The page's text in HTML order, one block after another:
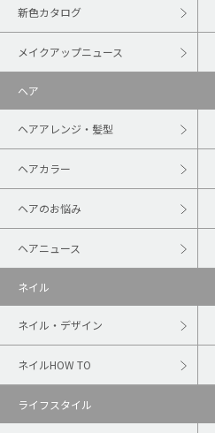
新色カタログ
メイクアップニュース
ヘア
ヘアアレンジ・髪型
ヘアカラー
ヘアのお悩み
ヘアニュース
ネイル
ネイル・デザイン
ネイルHOW TO
ライフスタイル